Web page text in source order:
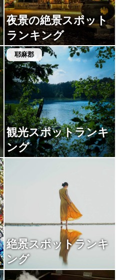
夜景の絶景スポット
ランキング
耶麻郡
観光スポットランキ
ング
絶景スポットランキ
ング